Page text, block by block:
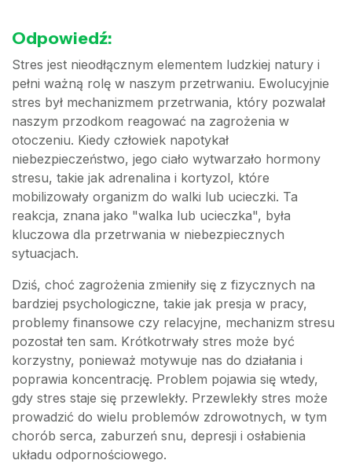
Odpowiedź:
Stres jest nieodłącznym elementem ludzkiej natury i
pełni ważną rolę w naszym przetrwaniu. Ewolucyjnie
stres był mechanizmem przetrwania, który pozwalał
naszym przodkom reagować na zagrożenia w
otoczeniu. Kiedy człowiek napotykał
niebezpieczeństwo, jego ciało wytwarzało hormony
stresu, takie jak adrenalina i kortyzol, które
mobilizowały organizm do walki lub ucieczki. Ta
reakcja, znana jako "walka lub ucieczka", była
kluczowa dla przetrwania w niebezpiecznych
sytuacjach.
Dziś, choć zagrożenia zmieniły się z fizycznych na
bardziej psychologiczne, takie jak presja w pracy,
problemy finansowe czy relacyjne, mechanizm stresu
pozostał ten sam. Krótkotrwały stres może być
korzystny, ponieważ motywuje nas do działania i
poprawia koncentrację. Problem pojawia się wtedy,
gdy stres staje się przewlekły. Przewlekły stres może
prowadzić do wielu problemów zdrowotnych, w tym
chorób serca, zaburzeń snu, depresji i osłabienia
układu odpornościowego.